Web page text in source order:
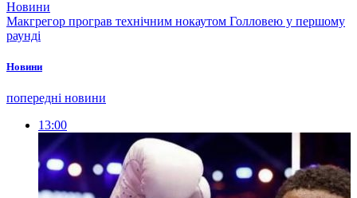
Новини
Макгрегор програв технічним нокаутом Голловею у першому
раунді
Новини
попередні новини
13:00